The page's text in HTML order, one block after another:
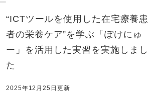
“ICTツールを使用した在宅療養患
者の栄養ケア”を学ぶ「ぽけにゅ
ー」を活用した実習を実施しまし
た
2025年12月25日更新